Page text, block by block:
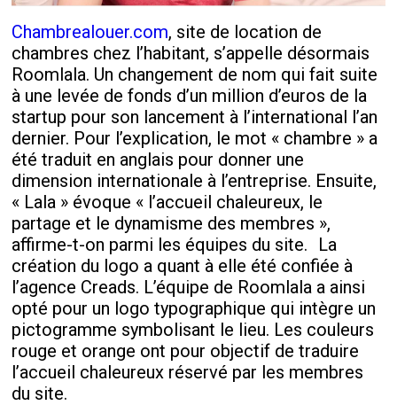
Chambrealouer.com, site de location de
chambres chez l’habitant, s’appelle désormais
Roomlala. Un changement de nom qui fait suite
à une levée de fonds d’un million d’euros de la
startup pour son lancement à l’international l’an
dernier. Pour l’explication, le mot « chambre » a
été traduit en anglais pour donner une
dimension internationale à l’entreprise. Ensuite,
« Lala » évoque « l’accueil chaleureux, le
partage et le dynamisme des membres »,
affirme-t-on parmi les équipes du site. La
création du logo a quant à elle été confiée à
l’agence Creads. L’équipe de Roomlala a ainsi
opté pour un logo typographique qui intègre un
pictogramme symbolisant le lieu. Les couleurs
rouge et orange ont pour objectif de traduire
l’accueil chaleureux réservé par les membres
du site.